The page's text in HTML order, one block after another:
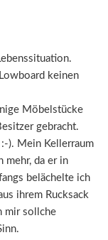
keinen
Möbelstücke
gebracht.
). Mein Kellerraum
mehr, da er in
belächelte ich
ihrem Rucksack
mir sollche